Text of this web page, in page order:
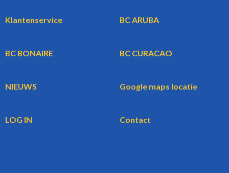
Klantenservice BC ARUBA
BC BONAIRE BC CURACAO
NIEUWS Google maps locatie
LOG IN Contact